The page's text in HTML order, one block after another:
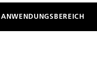
ANWENDUNGSBEREICH